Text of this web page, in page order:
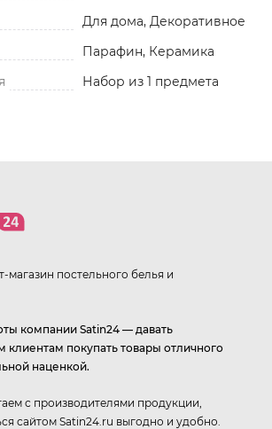
Для дома, Декоративное
Парафин, Керамика
Набор из 1 предмета
магазин постельного белья и
компании Satin24 — давать
покупать товары отличного
наценкой.
с производителями продукции,
сайтом Satin24.ru выгодно и удобно.